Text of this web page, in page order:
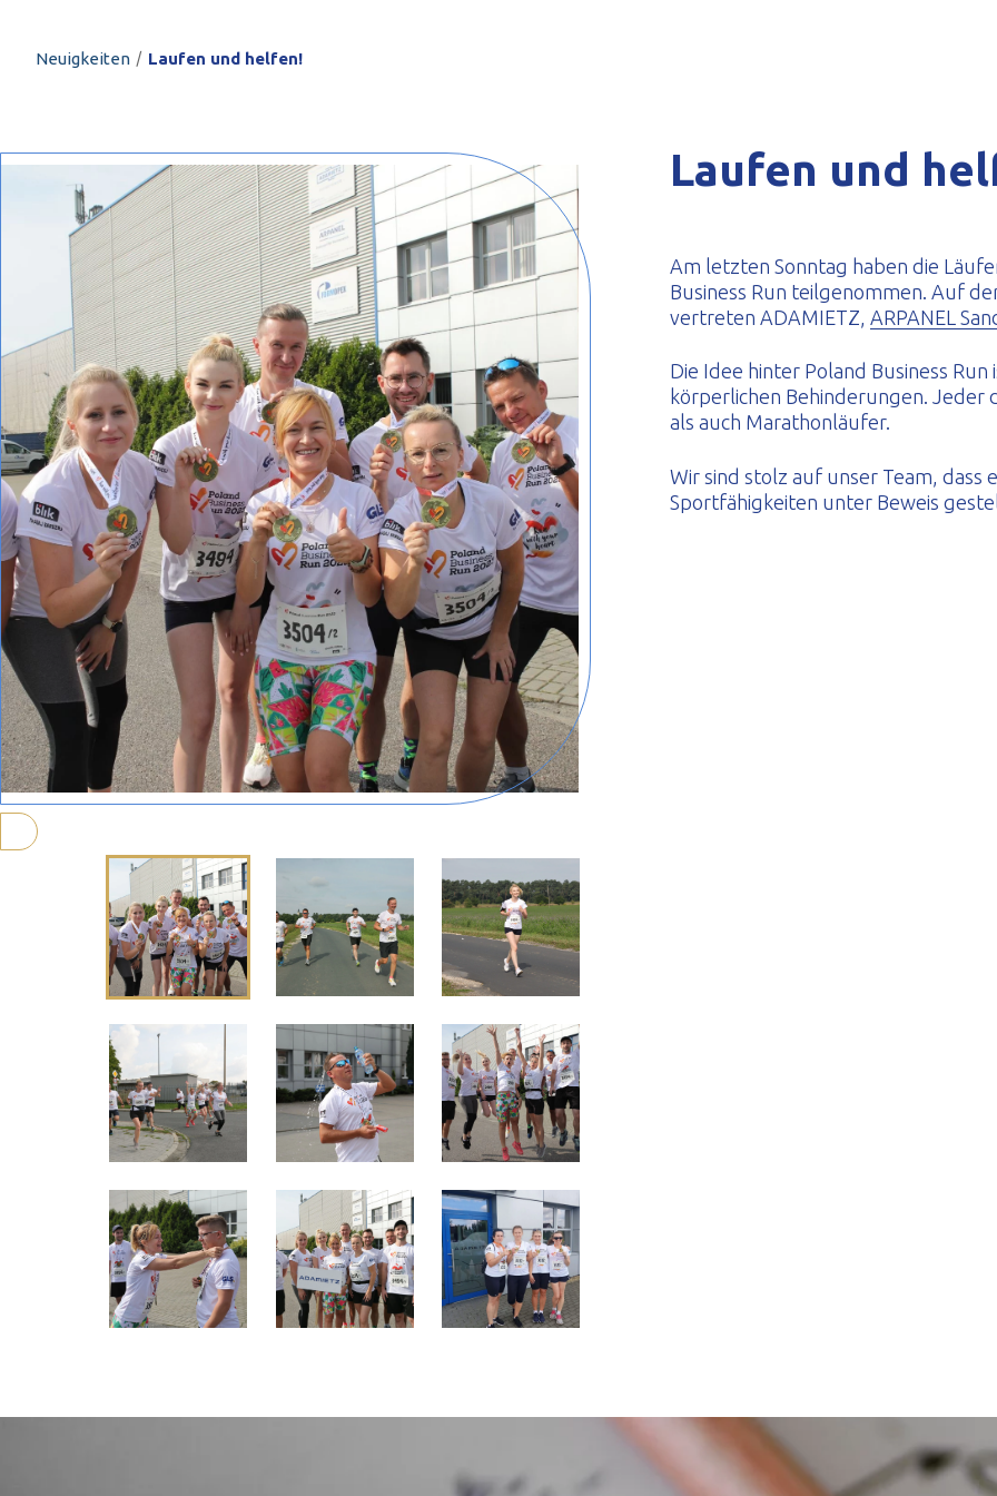
Neuigkeiten / Laufen und helfen!
Laufen und
Am letzten Sonntag haben die
Business Run teilgenommen. Auf
vertreten ADAMIETZ, ARPANEL
Die Idee hinter Poland Business
körperlichen Behinderungen.
als auch Marathonläufer.
Wir sind stolz auf unser Team, dass
Sportfähigkeiten unter Beweis